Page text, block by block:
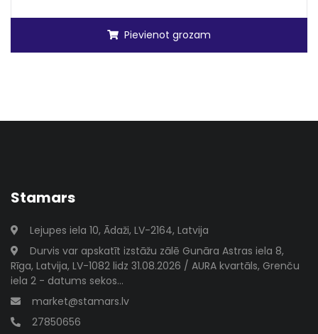
Pievienot grozam
Stamars
Lejupes iela 10, Ādaži, LV-2164, Latvija
Durvis var apskatīt izstāžu zālē Gunāra Astras iela 8,
Rīga, Latvija, LV-1082 lidz 31.08.2026 / AURA kvartāls, Grenču
iela 2 - datums sekos...
market@stamars.lv
27850656